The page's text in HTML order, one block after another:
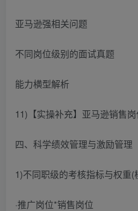
亚马逊强相关问题
不同岗位级别的面试真题
能力横型解析
11)【实操补充】亚马逊销售
四、科学绩效管理与激励管理
1)不同职级的考核指标与权重(
·推广岗位*销售岗位